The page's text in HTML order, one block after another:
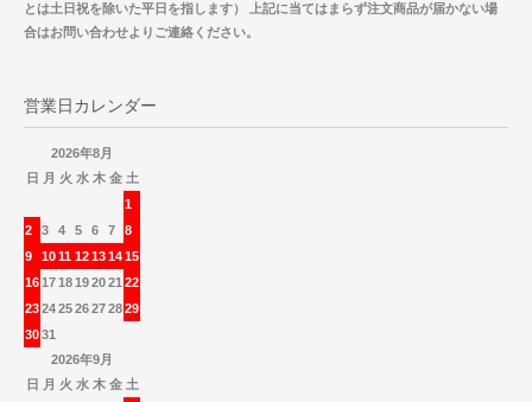
とは土日祝を除いた平日を指します） 上記に当てはまらず注文商品が届かない場
合はお問い合わせよりご連絡ください。
営業日カレンダー
2026年8月
日 月 火 水 木 金 土
1
2
3 4 5 6 7
8
9
1011 12131415
161718192021 22
23242526272829
3031
2026年9月
日 月 火 水 木 金 土